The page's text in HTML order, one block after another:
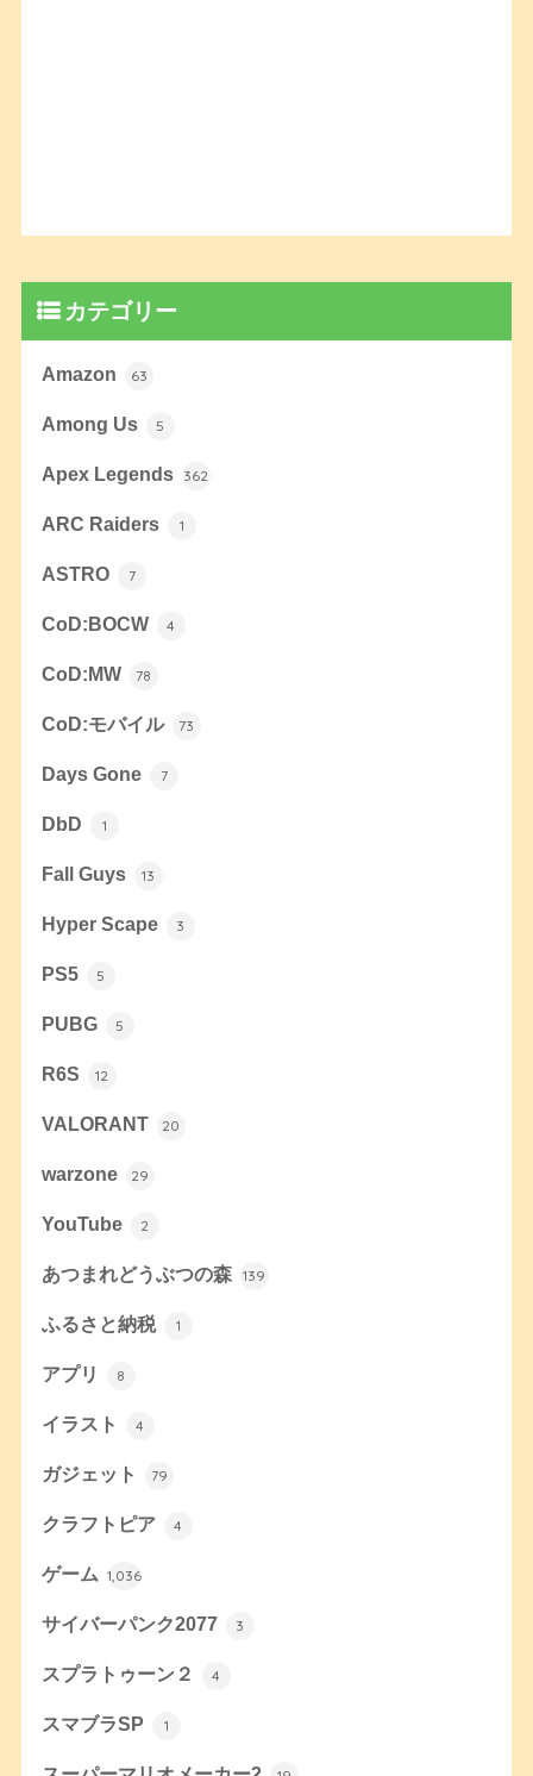
カテゴリー
Amazon 63
Among Us 5
Apex Legends 362
ARC Raiders 1
ASTRO 7
CoD:BOCW 4
CoD:MW 78
CoD:モバイル 73
Days Gone 7
DbD 1
Fall Guys 13
Hyper Scape 3
PS5 5
PUBG 5
R6S 12
VALORANT 20
warzone 29
YouTube 2
あつまれどうぶつの森 139
ふるさと納税 1
アプリ 8
イラスト 4
ガジェット 79
クラフトピア 4
ゲーム 1,036
サイバーパンク2077 3
スプラトゥーン２ 4
スマブラSP 1